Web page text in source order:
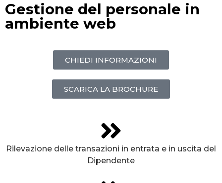
Gestione del personale in
ambiente web
CHIEDI INFORMAZIONI
SCARICA LA BROCHURE
Rilevazione delle transazioni in entrata e in uscita del
Dipendente